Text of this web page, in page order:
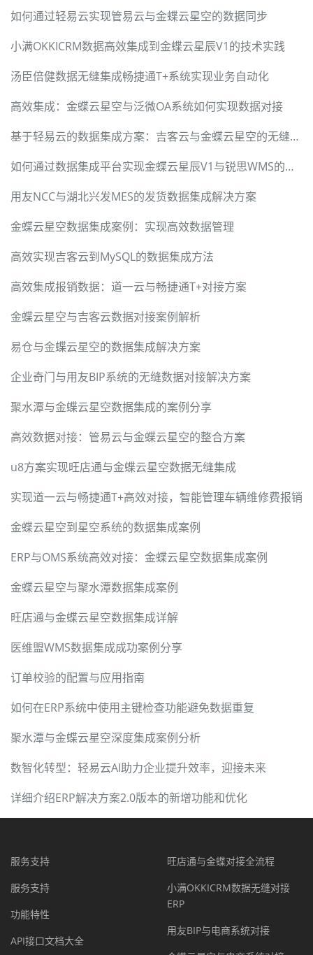
如何通过轻易云实现管易云与金蝶云星空的数据同步
小满OKKICRM数据高效集成到金蝶云星辰V1的技术实践
汤臣倍健数据无缝集成畅捷通T+系统实现业务自动化
高效集成：金蝶云星空与泛微OA系统如何实现数据对接
基于轻易云的数据集成方案：吉客云与金蝶云星空的无缝对接
如何通过数据集成平台实现金蝶云星辰V1与锐思WMS的无缝对接
用友NCC与湖北兴发MES的发货数据集成解决方案
金蝶云星空数据集成案例：实现高效数据管理
高效实现吉客云到MySQL的数据集成方法
高效集成报销数据：道一云与畅捷通T+对接方案
金蝶云星空与吉客云数据对接案例解析
易仓与金蝶云星空的数据集成解决方案
企业奇门与用友BIP系统的无缝数据对接解决方案
聚水潭与金蝶云星空数据集成的案例分享
高效数据对接：管易云与金蝶云星空的整合方案
u8方案实现旺店通与金蝶云星空数据无缝集成
实现道一云与畅捷通T+高效对接，智能管理车辆维修费报销
金蝶云星空到星空系统的数据集成案例
ERP与OMS系统高效对接：金蝶云星空数据集成案例
金蝶云星空与聚水潭数据集成案例
旺店通与金蝶云星空数据集成详解
医维盟WMS数据集成成功案例分享
订单校验的配置与应用指南
如何在ERP系统中使用主键检查功能避免数据重复
聚水潭与金蝶云星空深度集成案例分析
数智化转型：轻易云AI助力企业提升效率，迎接未来
详细介绍ERP解决方案2.0版本的新增功能和优化
服务支持
服务支持
功能特性
API接口文档大全
旺店通与金蝶对接全流程
小满OKKICRM数据无缝对接
ERP
用友BIP与电商系统对接